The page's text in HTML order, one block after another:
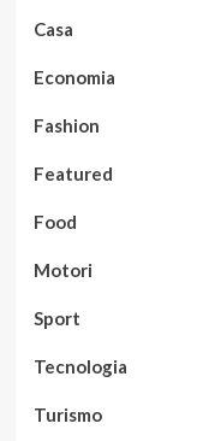
Casa
Economia
Fashion
Featured
Food
Motori
Sport
Tecnologia
Turismo